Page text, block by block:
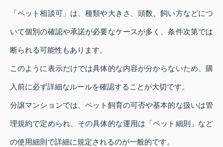
「ペット相談可」は、種類や大きさ、頭数、飼い方などにつ
いて個別の確認や承諾が必要なケースが多く、条件次第では
断られる可能性もあります。
このように表示だけでは具体的な内容が分からないため、購
入前に必ず詳細なルールを確認することが大切です。
分譲マンションでは、ペット飼育の可否や基本的な扱いは管
理規約で定められ、その具体的な運用は「ペット細則」など
の使用細則で詳細に規定されるのが一般的です。